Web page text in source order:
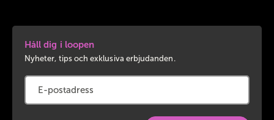
Håll dig i loopen
Nyheter, tips och exklusiva erbjudanden.